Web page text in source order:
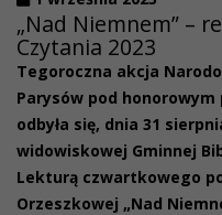
„Nad Niemnem” –
Czytania 2023
Tegoroczna akcja
Parysów pod
odbyła się, dnia 31
widowiskowej Gminnej
Lekturą czwartkowego
Orzeszkowej „Nad